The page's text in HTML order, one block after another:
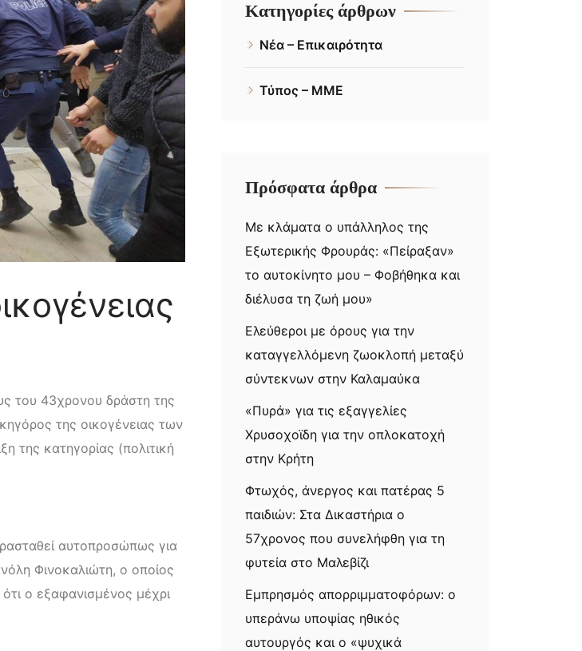
του 43χρονου δράστη της
της οικογένειας των
της κατηγορίας (πολιτική
αυτοπροσώπως για
Φινοκαλιώτη, ο οποίος
ο εξαφανισμένος μέχρι
Κατηγορίες άρθρων
Νέα – Επικαιρότητα
Τύπος – ΜΜΕ
Πρόσφατα άρθρα
Με κλάματα ο υπάλληλος της
Εξωτερικής Φρουράς: «Πείραξαν»
το αυτοκίνητο μου – Φοβήθηκα και
διέλυσα τη ζωή μου»
Ελεύθεροι με όρους για την
καταγγελλόμενη ζωοκλοπή μεταξύ
σύντεκνων στην Καλαμαύκα
«Πυρά» για τις εξαγγελίες
Χρυσοχοϊδη για την οπλοκατοχή
στην Κρήτη
Φτωχός, άνεργος και πατέρας 5
παιδιών: Στα Δικαστήρια ο
57χρονος που συνελήφθη για τη
φυτεία στο Μαλεβίζι
Εμπρησμός απορριμματοφόρων: ο
υπεράνω υποψίας ηθικός
αυτουργός και ο «ψυχικά